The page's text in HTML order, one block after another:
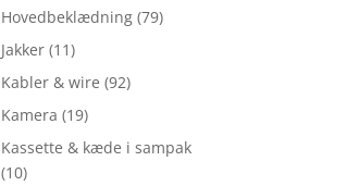
Hovedbeklædning (79)
Jakker (11)
Kabler & wire (92)
Kamera (19)
Kassette & kæde i sampak
(10)